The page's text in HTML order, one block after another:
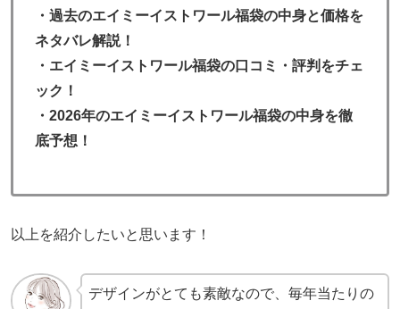
・過去のエイミーイストワール福袋の中身と価格を
ネタバレ解説！
・ エイミーイストワール福袋の口コミ・評判をチェ
ック！
・2026年のエイミーイストワール福袋の中身を徹
底予想！
以上を紹介したいと思います！
デザインがとても素敵なので、毎年当たりの